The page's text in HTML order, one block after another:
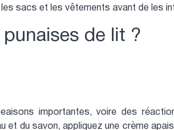
sacs et les vêtements avant de les
de lit ?
importantes, voire des
du savon, appliquez une crème